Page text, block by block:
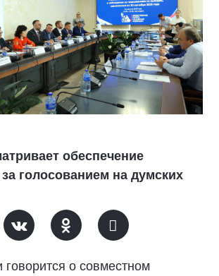
обеспечение
голосованием на думских
о совместном